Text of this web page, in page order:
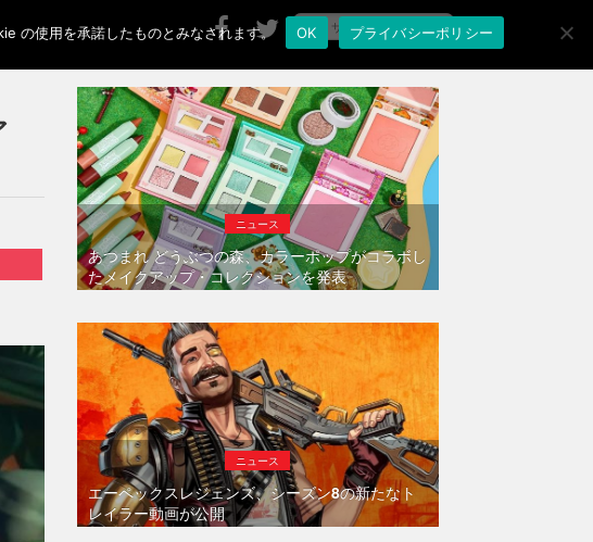
ニュース
あつまれ どうぶつの森、カラーポップがコラボし
たメイクアップ・コレクションを発表
ニュース
エーペックスレジェンズ、シーズン8の新たなト
レイラー動画が公開
の使用を承諾したものとみなされます。 OK プライバシーポリシー